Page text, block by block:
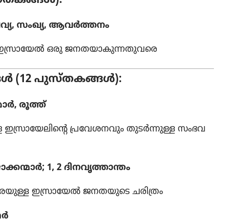
സംഖ്യ, ആവർത്തനം
ഒരു ജനതയാ​കു​ന്ന​തു​വരെ
(12 പുസ്‌ത​കങ്ങൾ):
രൂത്ത്‌
പ്രവേ​ശ​ന​വും തുടർന്നുള്ള സംഭവ​
1, 2 ദിനവൃ​ത്താ​ന്തം
ഇസ്രാ​യേൽ ജനതയു​ടെ ചരിത്രം